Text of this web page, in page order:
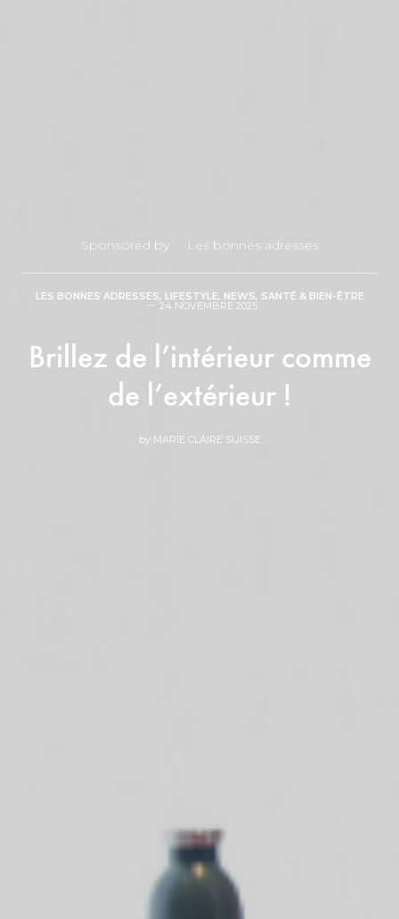
Sponsored by Les bonnes adresses
LES BONNES ADRESSES, LIFESTYLE, NEWS, SANTÉ & BIEN-ÊTRE
24 NOVEMBRE 2025
Brillez de l’intérieur comme
de l’extérieur !
by MARIE CLAIRE SUISSE